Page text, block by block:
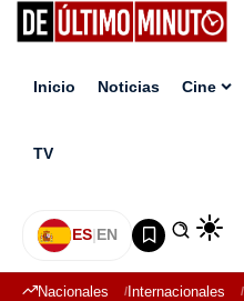
Inicio Noticias Cine
TV
ES|EN
Nacionales Internacionales